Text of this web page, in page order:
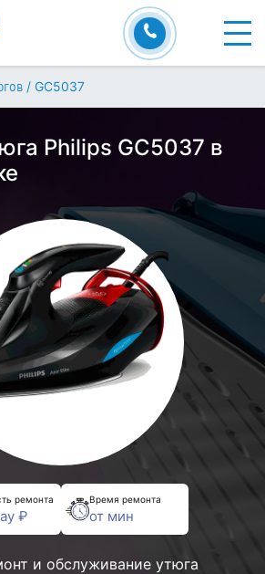
/ GC5037
Philips GC5037 в
ремонта
₽
Время ремонта
от мин
и обслуживание утюга